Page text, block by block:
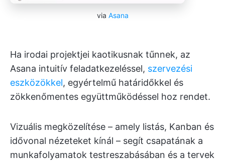
via Asana
Ha irodai projektjei kaotikusnak tűnnek, az
Asana intuitív feladatkezeléssel, szervezési
eszközökkel, egyértelmű határidőkkel és
zökkenőmentes együttműködéssel hoz rendet.
Vizuális megközelítése – amely listás, Kanban és
idővonal nézeteket kínál – segít csapatának a
munkafolyamatok testreszabásában és a tervek